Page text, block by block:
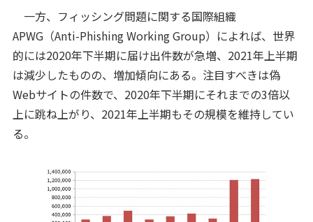
一方、フィッシング問題に関する国際組織
APWG（Anti-Phishing Working Group）によれば、世界
的には2020年下半期に届け出件数が急増、2021年上半期
は減少したものの、増加傾向にある。注目すべきは偽
Webサイトの件数で、2020年下半期にそれまでの3倍以
上に跳ね上がり、2021年上半期もその規模を維持してい
る。